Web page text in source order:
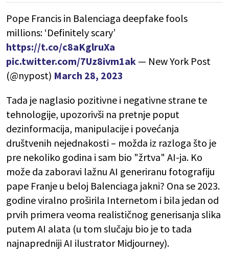
Pope Francis in Balenciaga deepfake fools
millions: ‘Definitely scary’
https://t.co/c8aKglruXa
pic.twitter.com/7Uz8ivm1ak — New York Post
(@nypost) March 28, 2023
Tada je naglasio pozitivne i negativne strane te
tehnologije, upozorivši na pretnje poput
dezinformacija, manipulacije i povećanja
društvenih nejednakosti – možda iz razloga što je
pre nekoliko godina i sam bio "žrtva" AI-ja. Ko
može da zaboravi lažnu AI generiranu fotografiju
pape Franje u beloj Balenciaga jakni? Ona se 2023.
godine viralno proširila Internetom i bila jedan od
prvih primera veoma realističnog generisanja slika
putem AI alata (u tom slučaju bio je to tada
najnapredniji AI ilustrator Midjourney).